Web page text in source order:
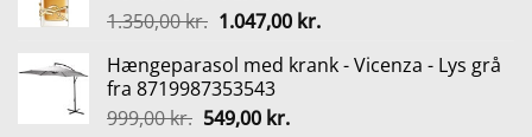
159,95 kr..129,00 kr..
1.350,00kr. Den
pris
var:
1.350,00 kr..
1.047,00 kr.Den
pris
Hængeparasol med krank - Vicenza - Lys grå
fra 8719987353543
999,00kr. Den
549,00 kr.Den